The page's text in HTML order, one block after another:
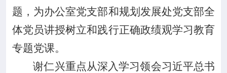
在线互动 
政务公开
题， 为办公室党支部和规划发展处党支部全
体党员讲授树立和践行正确政绩观学习教育
专题党课。
谢仁兴重点从深入学习领会习近平总书